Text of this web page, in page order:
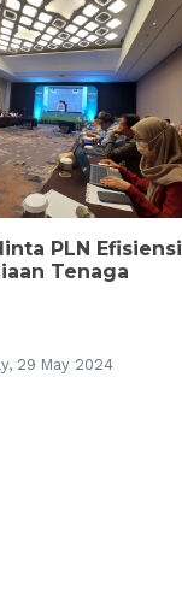
PLN Efisiensi
Tenaga
29 May 2024